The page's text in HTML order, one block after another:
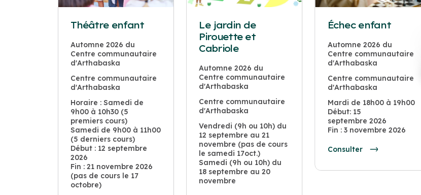
Théâtre enfant
Automne 2026 du
Centre communautaire
d'Arthabaska
Centre communautaire
d'Arthabaska
Horaire : Samedi de
9h00 à 10h30 (5
premiers cours)
Samedi de 9h00 à 11h00
(5 derniers cours)
Début : 12 septembre
2026
Fin : 21 novembre 2026
(pas de cours le 17
octobre)
Le jardin de
Pirouette et
Cabriole
Automne 2026 du
Centre communautaire
d'Arthabaska
Centre communautaire
d'Arthabaska
Vendredi (9h ou 10h) du
12 septembre au 21
novembre (pas de cours
le samedi 17oct.)
Samedi (9h ou 10h) du
18 septembre au 20
novembre
Échec enfant
Automne 2026 du
Centre communautaire
d'Arthabaska
Centre communautaire
d'Arthabaska
Mardi de 18h00 à 19h00
Début: 15
septembre 2026
Fin : 3 novembre 2026
Consulter